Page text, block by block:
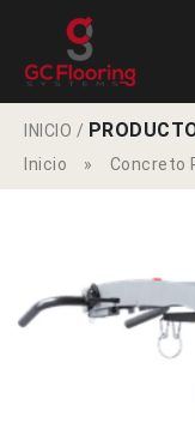
INICIO /
Inicio » Concreto